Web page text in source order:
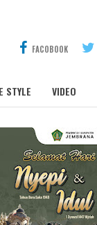
FACOBOOK
STYLE VIDEO